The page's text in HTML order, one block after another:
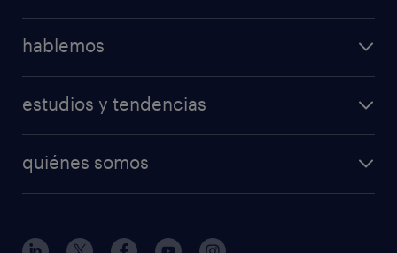
hablemos
estudios y tendencias
quiénes somos